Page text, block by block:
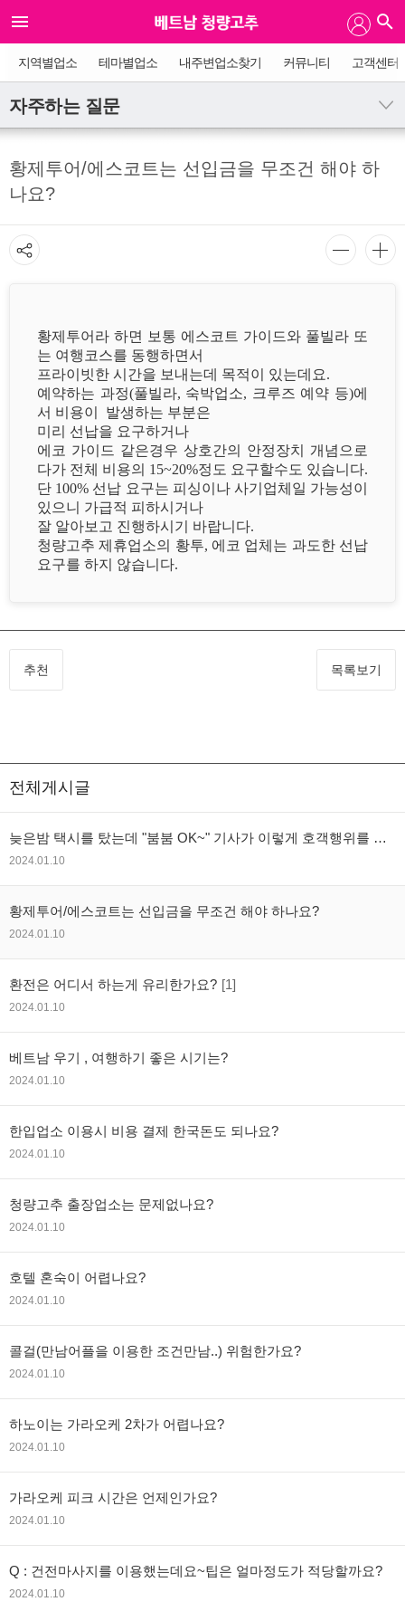
지역별업소 테마별업소 내주변업소찾기 커뮤니티 고객센터
자주하는 질문
황제투어/에스코트는 선입금을 무조건 해야 하
나요?
황제투어라 하면 보통 에스코트 가이드와 풀빌라 또
는 여행코스를 동행하면서
프라이빗한 시간을 보내는데 목적이 있는데요.
예약하는 과정(풀빌라, 숙박업소, 크루즈 예약 등)에
서 비용이 발생하는 부분은
미리 선납을 요구하거나
에코 가이드 같은경우 상호간의 안정장치 개념으로
다가 전체 비용의 15~20%정도 요구할수도 있습니다.
단 100% 선납 요구는 피싱이나 사기업체일 가능성이
있으니 가급적 피하시거나
잘 알아보고 진행하시기 바랍니다.
청량고추 제휴업소의 황투, 에코 업체는 과도한 선납
요구를 하지 않습니다.
추천 목록보기
전체게시글
늦은밤 택시를 탔는데 "붐붐 OK~" 기사가 이렇게 호객행위를 하
2024.01.10
황제투어/에스코트는 선입금을 무조건 해야 하나요?
2024.01.10
환전은 어디서 하는게 유리한가요? [1]
2024.01.10
베트남 우기 , 여행하기 좋은 시기는?
2024.01.10
한입업소 이용시 비용 결제 한국돈도 되나요?
2024.01.10
청량고추 출장업소는 문제없나요?
2024.01.10
호텔 혼숙이 어렵나요?
2024.01.10
콜걸(만남어플을 이용한 조건만남..) 위험한가요?
2024.01.10
하노이는 가라오케 2차가 어렵나요?
2024.01.10
가라오케 피크 시간은 언제인가요?
2024.01.10
Q : 건전마사지를 이용했는데요~팁은 얼마정도가 적당할까요?
2024.01.10